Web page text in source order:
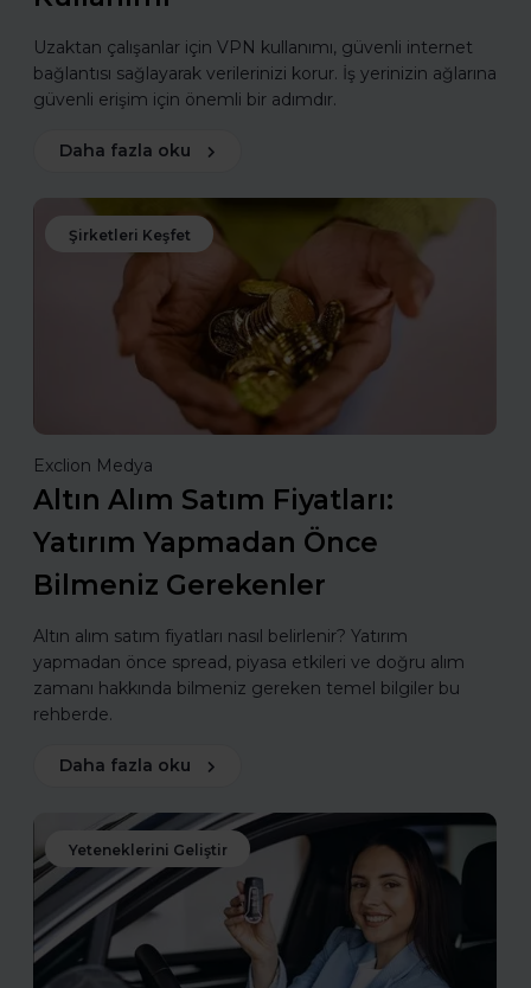
Uzaktan çalışanlar için VPN kullanımı, güvenli internet
bağlantısı sağlayarak verilerinizi korur. İş yerinizin ağlarına
güvenli erişim için önemli bir adımdır.
Daha fazla oku
Şirketleri Keşfet
Exclion Medya
Altın Alım Satım Fiyatları:
Yatırım Yapmadan Önce
Bilmeniz Gerekenler
Altın alım satım fiyatları nasıl belirlenir? Yatırım
yapmadan önce spread, piyasa etkileri ve doğru alım
zamanı hakkında bilmeniz gereken temel bilgiler bu
rehberde.
Daha fazla oku
Yeteneklerini Geliştir